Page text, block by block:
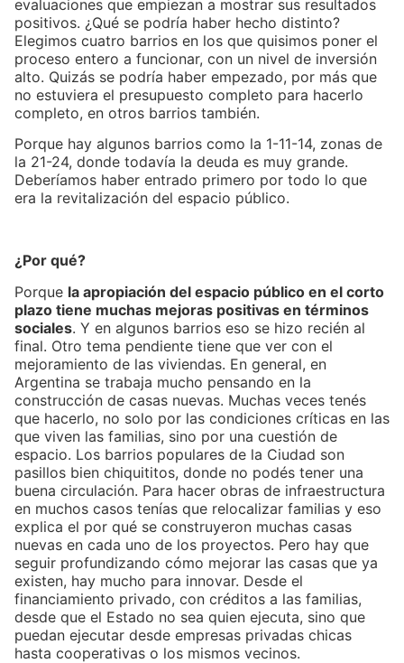
evaluaciones que empiezan a mostrar sus resultados
positivos. ¿Qué se podría haber hecho distinto?
Elegimos cuatro barrios en los que quisimos poner el
proceso entero a funcionar, con un nivel de inversión
alto. Quizás se podría haber empezado, por más que
no estuviera el presupuesto completo para hacerlo
completo, en otros barrios también.
Porque hay algunos barrios como la 1-11-14, zonas de
la 21-24, donde todavía la deuda es muy grande.
Deberíamos haber entrado primero por todo lo que
era la revitalización del espacio público.
¿Por qué?
Porque la apropiación del espacio público en el corto
plazo tiene muchas mejoras positivas en términos
sociales. Y en algunos barrios eso se hizo recién al
final. Otro tema pendiente tiene que ver con el
mejoramiento de las viviendas. En general, en
Argentina se trabaja mucho pensando en la
construcción de casas nuevas. Muchas veces tenés
que hacerlo, no solo por las condiciones críticas en las
que viven las familias, sino por una cuestión de
espacio. Los barrios populares de la Ciudad son
pasillos bien chiquititos, donde no podés tener una
buena circulación. Para hacer obras de infraestructura
en muchos casos tenías que relocalizar familias y eso
explica el por qué se construyeron muchas casas
nuevas en cada uno de los proyectos. Pero hay que
seguir profundizando cómo mejorar las casas que ya
existen, hay mucho para innovar. Desde el
financiamiento privado, con créditos a las familias,
desde que el Estado no sea quien ejecuta, sino que
puedan ejecutar desde empresas privadas chicas
hasta cooperativas o los mismos vecinos.